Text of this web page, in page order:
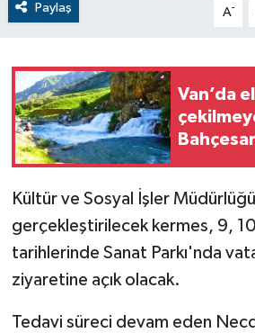
Paylaş A-
Van’da
Kültür ve Sosyal İşler
gerçekleştirilecek kermes, 9,
tarihlerinde Sanat Parkı'nda
ziyaretine açık olacak.
Tedavi süreci devam eden